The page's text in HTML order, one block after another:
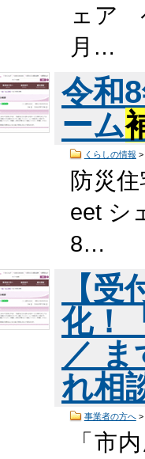
ェア
月…
令和
ーム
くらしの情報 >
防災
eet シ
8…
【
化！
／
れ相
事業者の方へ>
「市